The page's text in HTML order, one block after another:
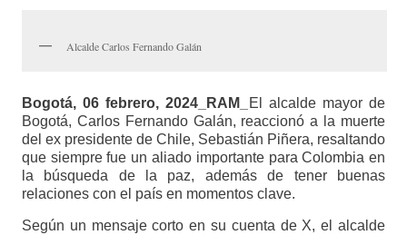
Alcalde Carlos Fernando Galán
Bogotá, 06 febrero, 2024_RAM_
El alcalde mayor de
Bogotá, Carlos Fernando Galán, reaccionó a la muerte
del ex presidente de Chile, Sebastián Piñera, resaltando
que siempre fue un aliado importante para Colombia en
la búsqueda de la paz, además de tener buenas
relaciones con el país en momentos clave.
Según un mensaje corto en su cuenta de X, el alcalde